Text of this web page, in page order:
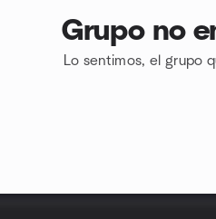
Grupo no
Lo sentimos, el grupo